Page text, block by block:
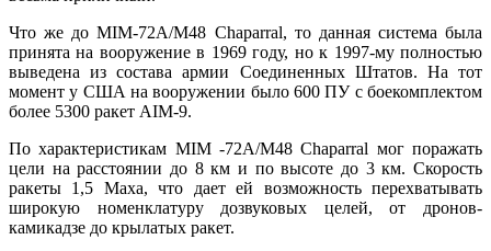
Что же до MIM-72A/M48 Chaparral, то данная система была
принята на вооружение в 1969 году, но к 1997-му полностью
выведена из состава армии Соединенных Штатов. На тот
момент у США на вооружении было 600 ПУ с боекомплектом
более 5300 ракет AIM-9.
По характеристикам MIM -72A/M48 Chaparral мог поражать
цели на расстоянии до 8 км и по высоте до 3 км. Скорость
ракеты 1,5 Маха, что дает ей возможность перехватывать
широкую номенклатуру дозвуковых целей, от дронов-
камикадзе до крылатых ракет.